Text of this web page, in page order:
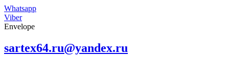
Whatsapp
Viber
Envelope
sartex64.ru@yandex.ru